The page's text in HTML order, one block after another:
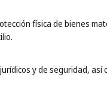
física de bienes
y de seguridad,